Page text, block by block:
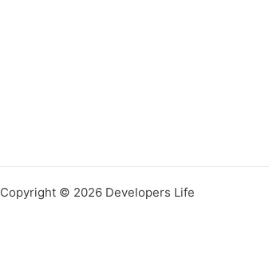
Copyright © 2026 Developers Life